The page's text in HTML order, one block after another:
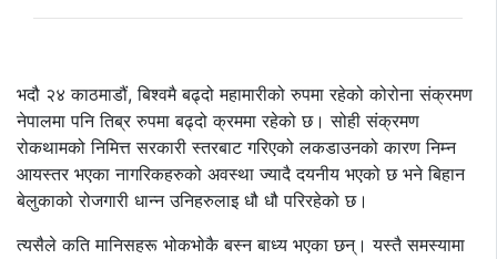
भदौ २४ काठमाडौं, बिश्वमै बढ्दो महामारीको रुपमा रहेको कोरोना संक्रमण
नेपालमा पनि तिब्र रुपमा बढ्दो क्रममा रहेको छ। सोही संक्रमण
रोकथामको निमित्त सरकारी स्तरबाट गरिएको लकडाउनको कारण निम्न
आयस्तर भएका नागरिकहरुको अवस्था ज्यादै दयनीय भएको छ भने बिहान
बेलुकाको रोजगारी धान्न उनिहरुलाइ धौ धौ परिरहेको छ।
त्यसैले कति मानिसहरू भोकभोकै बस्न बाध्य भएका छन्। यस्तै समस्यामा